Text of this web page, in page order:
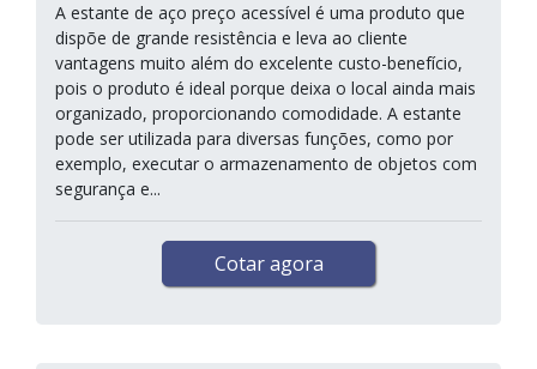
A estante de aço preço acessível é uma produto que
dispõe de grande resistência e leva ao cliente
vantagens muito além do excelente custo-benefício,
pois o produto é ideal porque deixa o local ainda mais
organizado, proporcionando comodidade. A estante
pode ser utilizada para diversas funções, como por
exemplo, executar o armazenamento de objetos com
segurança e...
Cotar agora